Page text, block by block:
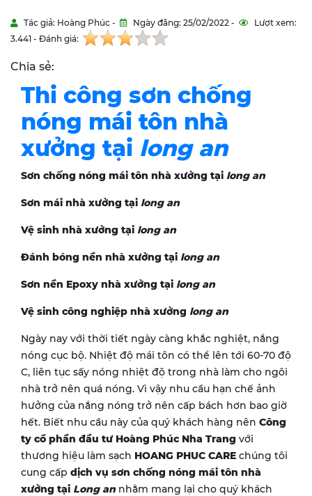
Tác giả: Hoàng Phúc - Ngày đăng: 25/02/2022 -
Lượt xem:
3.441 - Đánh giá:
Chia sẻ:
Thi công sơn chống
nóng mái tôn nhà
xưởng tại long an
Sơn chống nóng mái tôn nhà xưởng tại long an
Sơn mái nhà xưởng tại long an
Vệ sinh nhà xưởng tại long an
Đánh bóng nền nhà xưởng tại long an
Sơn nền Epoxy nhà xưởng tại long an
Vệ sinh công nghiệp nhà xưởng long an
Ngày nay với thời tiết ngày càng khắc nghiệt, nắng
nóng cục bộ. Nhiệt độ mái tôn có thể lên tới 60-70 độ
C, liên tục sấy nóng nhiệt độ trong nhà làm cho ngôi
nhà trở nên quá nóng. Vì vậy nhu cầu hạn chế ảnh
hưởng của nắng nóng trở nên cấp bách hơn bao giờ
hết. Biết nhu cầu này của quý khách hàng nên Công
ty cổ phần đầu tư Hoàng Phúc Nha Trang với
thương hiệu làm sạch HOANG PHUC CARE chúng tôi
cung cấp dịch vụ sơn chống nóng mái tôn nhà
xưởng tại Long an nhằm mang lại cho quý khách